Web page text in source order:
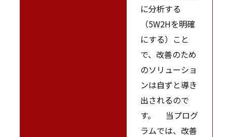
に分析する
（5W2Hを明確
にする）こと
で、改善のため
のソリューショ
ンは自ずと導き
出されるので
す。 当プログ
ラムでは、改善